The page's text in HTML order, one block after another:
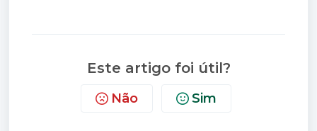
Este artigo foi útil?
Não Sim